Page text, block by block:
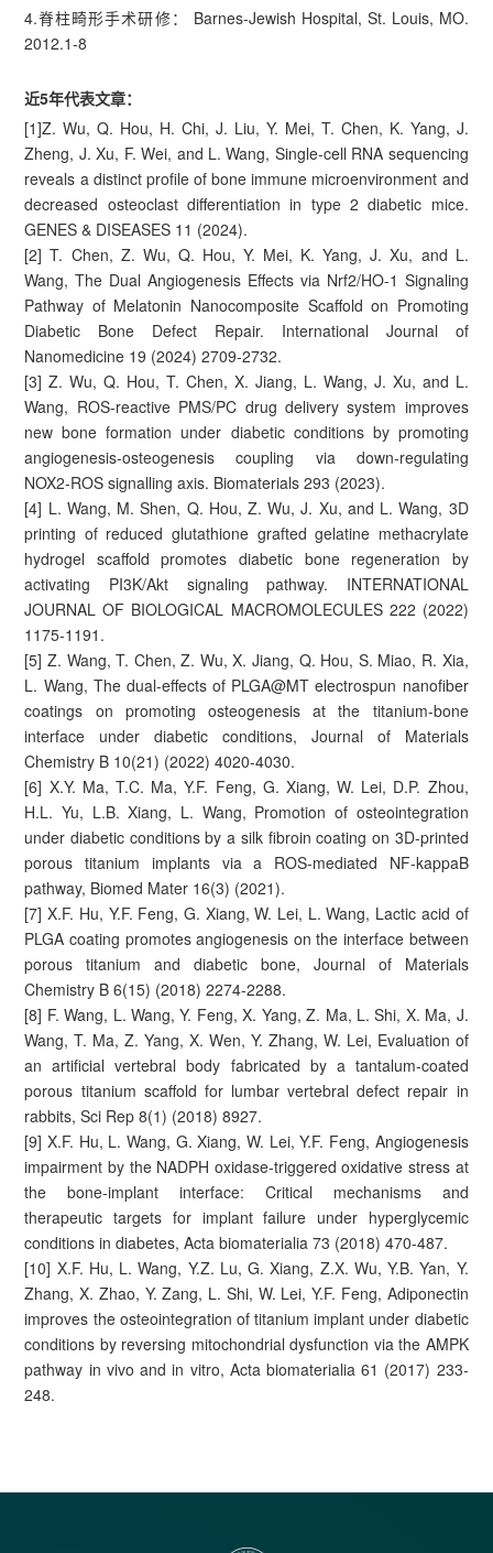
4.脊柱畸形手术研修： Barnes-Jewish Hospital, St. Louis, MO.
2012.1-8
近5年代表文章：
[1]Z. Wu, Q. Hou, H. Chi, J. Liu, Y. Mei, T. Chen, K. Yang, J.
Zheng, J. Xu, F. Wei, and L. Wang, Single-cell RNA sequencing
reveals a distinct profile of bone immune microenvironment and
decreased osteoclast differentiation in type 2 diabetic mice.
GENES & DISEASES 11 (2024).
[2] T. Chen, Z. Wu, Q. Hou, Y. Mei, K. Yang, J. Xu, and L.
Wang, The Dual Angiogenesis Effects via Nrf2/HO-1 Signaling
Pathway of Melatonin Nanocomposite Scaffold on Promoting
Diabetic Bone Defect Repair. International Journal of
Nanomedicine 19 (2024) 2709-2732.
[3] Z. Wu, Q. Hou, T. Chen, X. Jiang, L. Wang, J. Xu, and L.
Wang, ROS-reactive PMS/PC drug delivery system improves
new bone formation under diabetic conditions by promoting
angiogenesis-osteogenesis coupling via down-regulating
NOX2-ROS signalling axis. Biomaterials 293 (2023).
[4] L. Wang, M. Shen, Q. Hou, Z. Wu, J. Xu, and L. Wang, 3D
printing of reduced glutathione grafted gelatine methacrylate
hydrogel scaffold promotes diabetic bone regeneration by
activating PI3K/Akt signaling pathway. INTERNATIONAL
JOURNAL OF BIOLOGICAL MACROMOLECULES 222 (2022)
1175-1191.
[5] Z. Wang, T. Chen, Z. Wu, X. Jiang, Q. Hou, S. Miao, R. Xia,
L. Wang, The dual-effects of PLGA@MT electrospun nanofiber
coatings on promoting osteogenesis at the titanium-bone
interface under diabetic conditions, Journal of Materials
Chemistry B 10(21) (2022) 4020-4030.
[6] X.Y. Ma, T.C. Ma, Y.F. Feng, G. Xiang, W. Lei, D.P. Zhou,
H.L. Yu, L.B. Xiang, L. Wang, Promotion of osteointegration
under diabetic conditions by a silk fibroin coating on 3D-printed
porous titanium implants via a ROS-mediated NF-kappaB
pathway, Biomed Mater 16(3) (2021).
[7] X.F. Hu, Y.F. Feng, G. Xiang, W. Lei, L. Wang, Lactic acid of
PLGA coating promotes angiogenesis on the interface between
porous titanium and diabetic bone, Journal of Materials
Chemistry B 6(15) (2018) 2274-2288.
[8] F. Wang, L. Wang, Y. Feng, X. Yang, Z. Ma, L. Shi, X. Ma, J.
Wang, T. Ma, Z. Yang, X. Wen, Y. Zhang, W. Lei, Evaluation of
an artificial vertebral body fabricated by a tantalum-coated
porous titanium scaffold for lumbar vertebral defect repair in
rabbits, Sci Rep 8(1) (2018) 8927.
[9] X.F. Hu, L. Wang, G. Xiang, W. Lei, Y.F. Feng, Angiogenesis
impairment by the NADPH oxidase-triggered oxidative stress at
the bone-implant interface: Critical mechanisms and
therapeutic targets for implant failure under hyperglycemic
conditions in diabetes, Acta biomaterialia 73 (2018) 470-487.
[10] X.F. Hu, L. Wang, Y.Z. Lu, G. Xiang, Z.X. Wu, Y.B. Yan, Y.
Zhang, X. Zhao, Y. Zang, L. Shi, W. Lei, Y.F. Feng, Adiponectin
improves the osteointegration of titanium implant under diabetic
conditions by reversing mitochondrial dysfunction via the AMPK
pathway in vivo and in vitro, Acta biomaterialia 61 (2017) 233-
248.